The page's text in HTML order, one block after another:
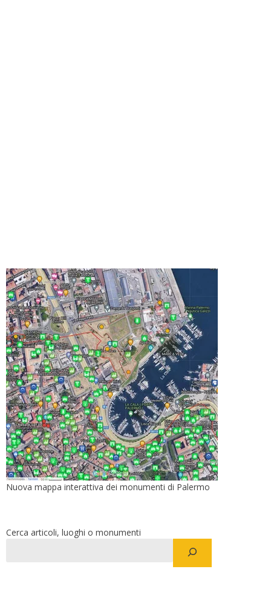
Nuova mappa interattiva dei monumenti di Palermo
Cerca articoli, luoghi o monumenti